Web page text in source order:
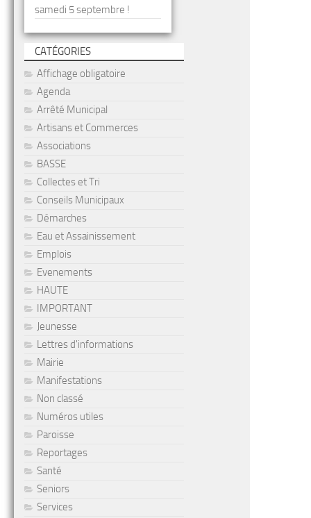
samedi 5 septembre !
CATÉGORIES
Affichage obligatoire
Agenda
Arrêté Municipal
Artisans et Commerces
Associations
BASSE
Collectes et Tri
Conseils Municipaux
Démarches
Eau et Assainissement
Emplois
Evenements
HAUTE
IMPORTANT
Jeunesse
Lettres d'informations
Mairie
Manifestations
Non classé
Numéros utiles
Paroisse
Reportages
Santé
Seniors
Services